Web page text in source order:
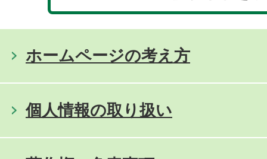
ホームページの考え方
個人情報の取り扱い